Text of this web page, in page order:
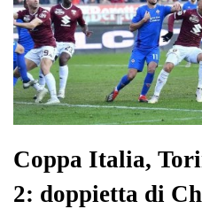
Coppa Italia,
2: doppietta di